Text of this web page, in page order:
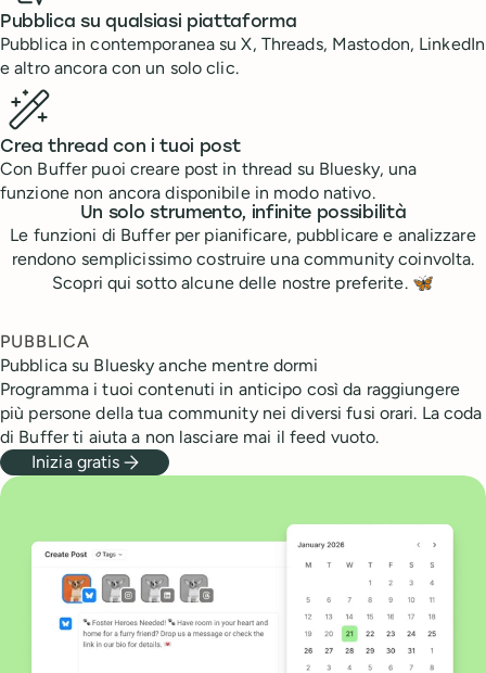
Pubblica su qualsiasi piattaforma
Pubblica in contemporanea su X, Threads, Mastodon, LinkedIn
e altro ancora con un solo clic.
Crea thread con i tuoi post
Con Buffer puoi creare post in thread su Bluesky, una
funzione non ancora disponibile in modo nativo.
Un solo strumento, infinite possibilità
Le funzioni di Buffer per pianificare, pubblicare e analizzare
rendono semplicissimo costruire una community coinvolta.
Scopri qui sotto alcune delle nostre preferite. 🦋
PUBBLICA
Pubblica su Bluesky anche mentre dormi
Programma i tuoi contenuti in anticipo così da raggiungere
più persone della tua community nei diversi fusi orari. La coda
di Buffer ti aiuta a non lasciare mai il feed vuoto.
Inizia gratis